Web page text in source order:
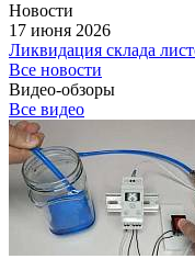
Новости
17 июня 2026
Ликвидация склада
Все новости
Видео-обзоры
Все видео